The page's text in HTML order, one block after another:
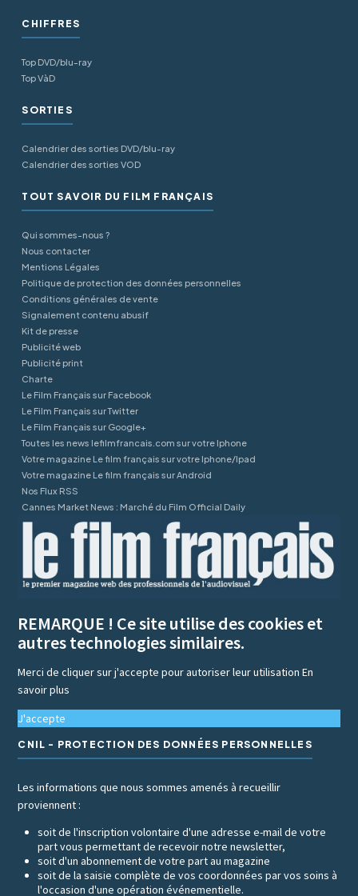
CHIFFRES
Top DVD/blu-ray
Top VàD
SORTIES
Calendrier des sorties DVD/blu-ray
Calendrier des sorties VOD
TOUT SAVOIR DU FILM FRANÇAIS
Qui sommes-nous ?
Nous contacter
Mentions Légales
Politique de protection des données personnelles
Conditions générales de vente
Signalement contenu abusif
Kit de presse
Publicité web
Publicité print
Charte
Le Film Français sur Facebook
Le Film Français sur Twitter
Le Film Français sur Google+
Toutes les news lefilmfrancais.com sur votre Iphone
Votre magazine Le film français sur votre Iphone/Ipad
Votre magazine Le film français sur Android
Nos Flux RSS
Cannes Market News : Marché du Film Official Daily
REMARQUE ! Ce site utilise des cookies et
autres technologies similaires.
Merci de cliquer sur j'accepte pour autoriser leur utilisationEn
savoir plus
J'accepte
CNIL - PROTECTION DES DONNÉES PERSONNELLES
Les informations que nous sommes amenés à recueillir
proviennent :
soit de l'inscription volontaire d'une adresse e-mail de votre
part vous permettant de recevoir notre newsletter,
soit d'un abonnement de votre part au magazine
soit de la saisie complète de vos coordonnées par vos soins à
l'occasion d'une opération événementielle.